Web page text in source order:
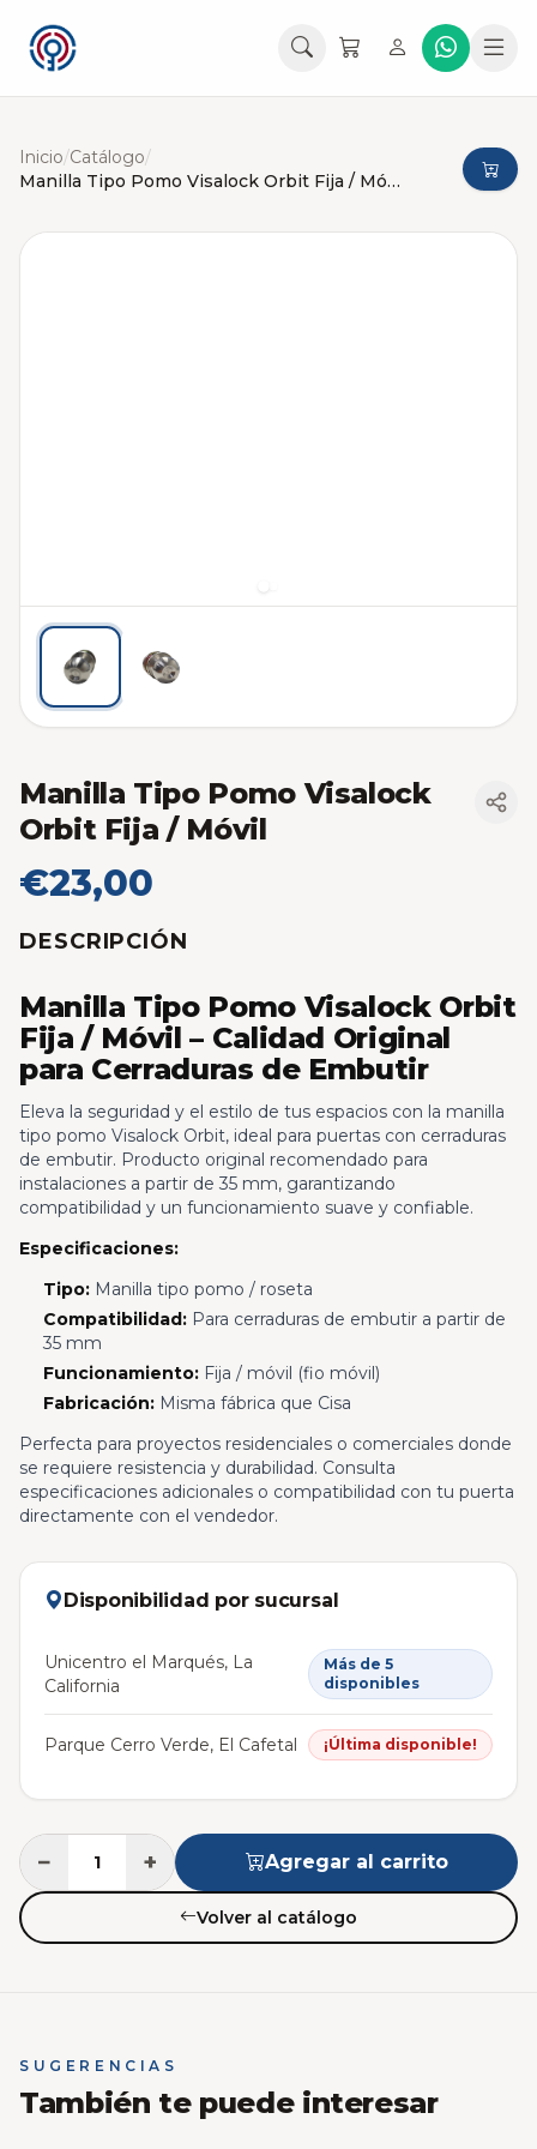
Inicio/Catálogo/
Manilla Tipo Pomo Visalock Orbit Fija / Móvil
Manilla Tipo Pomo Visalock
Orbit Fija / Móvil
€23,00
DESCRIPCIÓN
Manilla Tipo Pomo Visalock Orbit
Fija / Móvil – Calidad Original
para Cerraduras de Embutir
Eleva la seguridad y el estilo de tus espacios con la manilla
tipo pomo Visalock Orbit, ideal para puertas con cerraduras
de embutir. Producto original recomendado para
instalaciones a partir de 35 mm, garantizando
compatibilidad y un funcionamiento suave y confiable.
Especificaciones:
Tipo:Manilla tipo pomo / roseta
Compatibilidad:Para cerraduras de embutir a partir de
35 mm
Funcionamiento:Fija / móvil (fio móvil)
Fabricación:Misma fábrica que Cisa
Perfecta para proyectos residenciales o comerciales donde
se requiere resistencia y durabilidad. Consulta
especificaciones adicionales o compatibilidad con tu puerta
directamente con el vendedor.
Disponibilidad por sucursal
Unicentro el Marqués, La
California
Más de 5
disponibles
Parque Cerro Verde, El Cafetal ¡Última disponible!
− + Agregar al carrito
Volver al catálogo
SUGERENCIAS
También te puede interesar